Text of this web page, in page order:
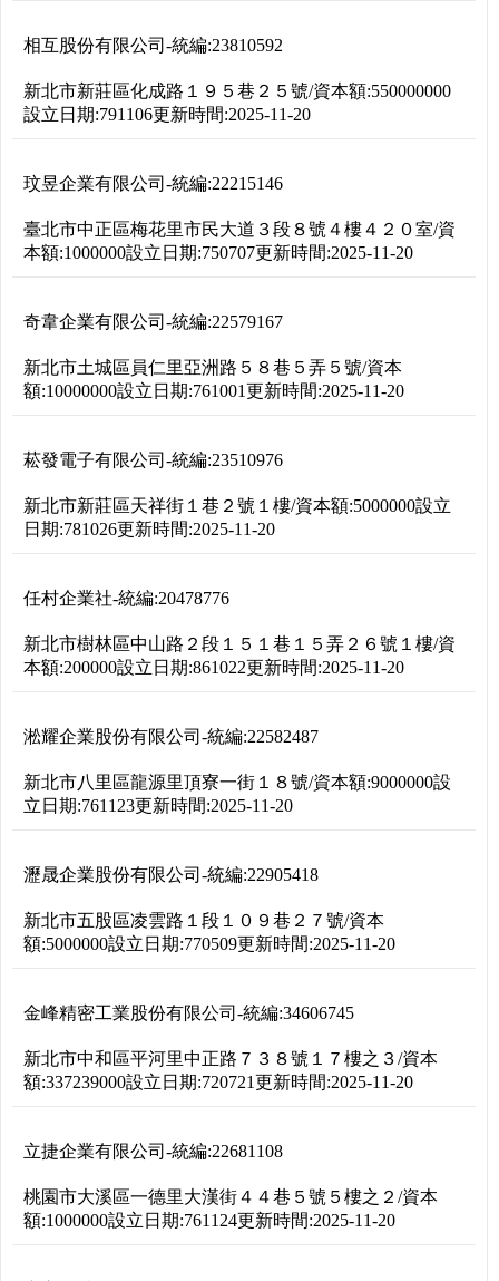
相互股份有限公司 -統編:23810592
新北市新莊區化成路１９５巷２５號/資本額:550000000
設立日期:791106更新時間:2025-11-20
玟昱企業有限公司 -統編:22215146
臺北市中正區梅花里市民大道３段８號４樓４２０室/資
本額:1000000設立日期:750707更新時間:2025-11-20
奇韋企業有限公司 -統編:22579167
新北市土城區員仁里亞洲路５８巷５弄５號/資本
額:10000000設立日期:761001更新時間:2025-11-20
菘發電子有限公司 -統編:23510976
新北市新莊區天祥街１巷２號１樓/資本額:5000000設立
日期:781026更新時間:2025-11-20
任村企業社-統編:20478776
新北市樹林區中山路２段１５１巷１５弄２６號１樓/資
本額:200000設立日期:861022更新時間:2025-11-20
淞耀企業股份有限公司 -統編:22582487
新北市八里區龍源里頂寮一街１８號/資本額:9000000設
立日期:761123更新時間:2025-11-20
瀝晟企業股份有限公司 -統編:22905418
新北市五股區凌雲路１段１０９巷２７號/資本
額:5000000設立日期:770509更新時間:2025-11-20
金峰精密工業股份有限公司 -統編:34606745
新北市中和區平河里中正路７３８號１７樓之３/資本
額:337239000設立日期:720721更新時間:2025-11-20
立捷企業有限公司 -統編:22681108
桃園市大溪區一德里大漢街４４巷５號５樓之２ /資本
額:1000000設立日期:761124更新時間:2025-11-20